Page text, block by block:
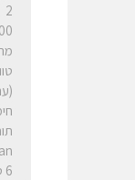
6 טילי אוויר אוויר